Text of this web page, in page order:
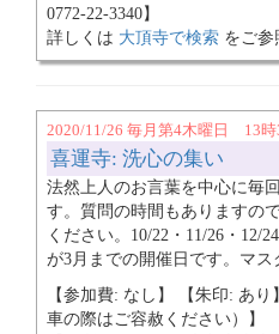
0772-22-3340】
詳しくは 大頂寺で検索 をご参
2020/11/26 毎月第4木曜日 13時
喜運寺: 洗心の集い
法然上人のお言葉を中心に毎
す。質問の時間もありますの
ください。10/22・11/26・12/
が3月までの開催日です。マス
【参加費: なし】 【朱印: あ
車の際はご容赦ください）】